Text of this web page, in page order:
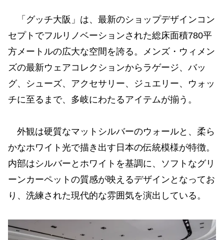
「グッチ大阪」は、最新のショップデザインコン
セプトでフルリノベーションされた総床面積780平
方メートルの広大な空間を誇る。メンズ・ウィメン
ズの最新ウェアコレクションからラゲージ、バッ
グ、シューズ、アクセサリー、ジュエリー、ウォッ
チに至るまで、多岐にわたるアイテムが揃う。
外観は硬質なマットシルバーのウォールと、柔ら
かなホワイト光で描き出す日本の伝統模様が特徴。
内部はシルバーとホワイトを基調に、ソフトなグリ
ーンカーペットの質感が映えるデザインとなってお
り、洗練された現代的な雰囲気を演出している。